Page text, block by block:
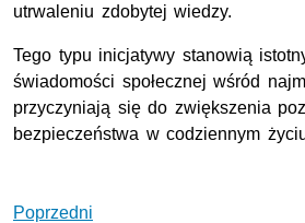
utrwaleniu zdobytej wiedzy.
Tego typu inicjatywy stanowią
świadomości społecznej wśród
przyczyniają się do zwiększenia
bezpieczeństwa w codziennym
Poprzedni